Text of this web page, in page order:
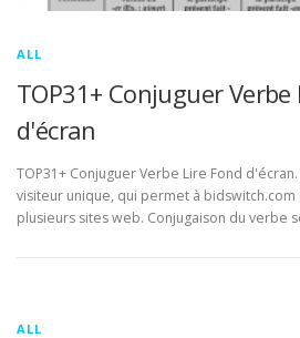
ALL
TOP31+ Conjuguer Verbe
d'écran
TOP31+ Conjuguer Verbe Lire Fond
visiteur unique, qui permet à
plusieurs sites web. Conjugaison du verbe
ALL